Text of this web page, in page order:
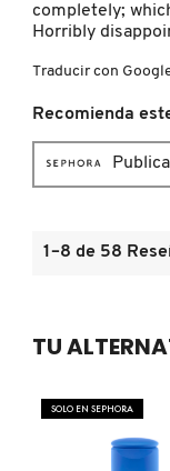
SEPHORA
SHARK
SKIN 1004
SMASHBOX
completely;
Horribly
Traducir con
Recomienda
1–8 de 58
TU
SOLO EN SEPHORA